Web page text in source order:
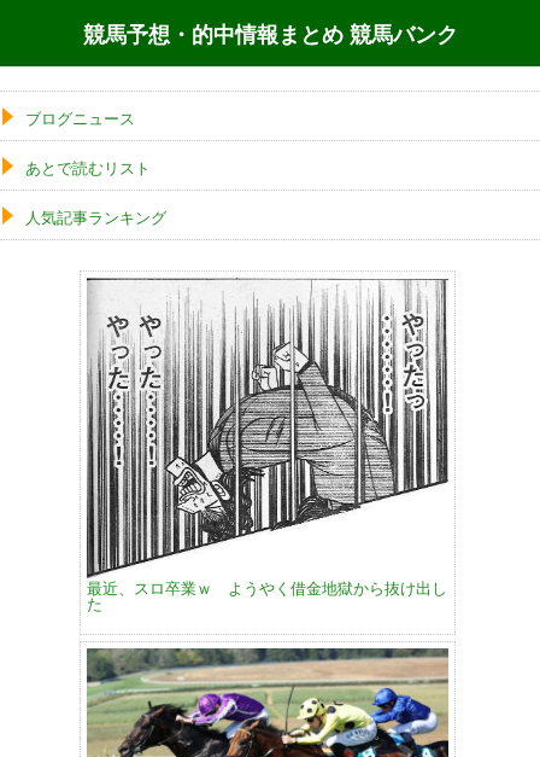
競馬予想・的中情報まとめ 競馬バンク
ブログニュース
あとで読むリスト
人気記事ランキング
最近、スロ卒業ｗ ようやく借金地獄から抜け出し
た